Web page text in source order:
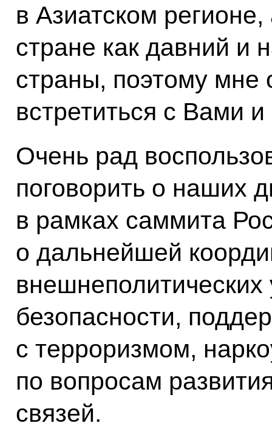
в Азиатском
стране как давний и
страны, поэтому мне
встретиться с Вами
Очень рад
поговорить о наших
в рамках саммита
о дальнейшей
внешнеполитических
безопасности,
с терроризмом,
по вопросам
связей.